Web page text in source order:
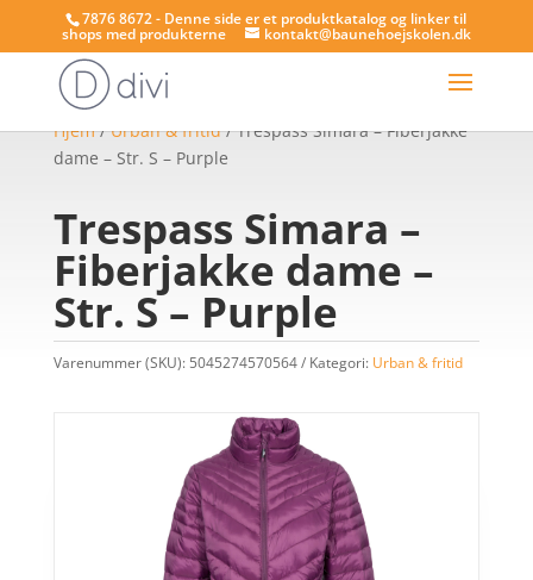
7876 8672 - Denne side er et produktkatalog og linker til
shops med produkterne kontakt@baunehoejskolen.dk
Hjem/Urban & fritid/ Trespass Simara – Fiberjakke
dame – Str. S – Purple
Trespass Simara –
Fiberjakke dame –
Str. S – Purple
Varenummer (SKU): 5045274570564 Kategori: Urban & fritid